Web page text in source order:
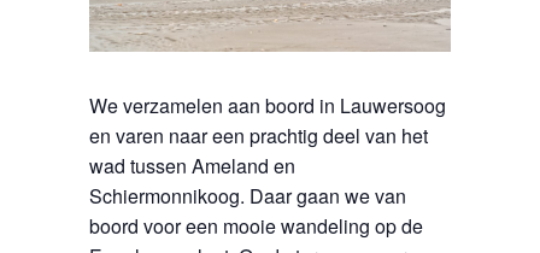
We verzamelen aan boord in Lauwersoog
en varen naar een prachtig deel van het
wad tussen Ameland en
Schiermonnikoog. Daar gaan we van
boord voor een mooie wandeling op de